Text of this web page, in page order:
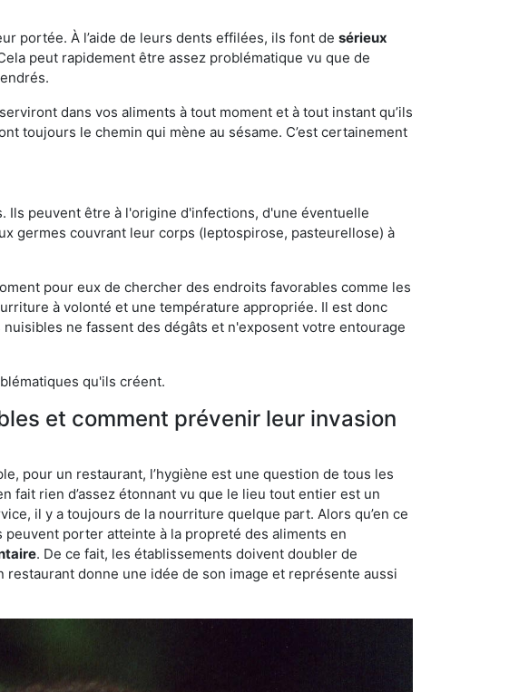
portée. À l’aide de leurs dents effilées, ils font de sérieux
peut rapidement être assez problématique vu que de
dans vos aliments à tout moment et à tout instant qu’ils
toujours le chemin qui mène au sésame. C’est certainement
Ils peuvent être à l'origine d'infections, d'une éventuelle
germes couvrant leur corps (leptospirose, pasteurellose) à
pour eux de chercher des endroits favorables comme les
à volonté et une température appropriée. Il est donc
ne fassent des dégâts et n'exposent votre entourage
qu'ils créent.
et comment prévenir leur invasion
pour un restaurant, l’hygiène est une question de tous les
fait rien d’assez étonnant vu que le lieu tout entier est un
il y a toujours de la nourriture quelque part. Alors qu’en ce
porter atteinte à la propreté des aliments en
. De ce fait, les établissements doivent doubler de
restaurant donne une idée de son image et représente aussi